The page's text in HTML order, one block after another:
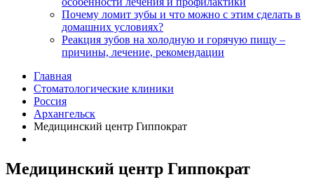
Почему ломит зубы и что можно с этим сделать в
домашних условиях?
Реакция зубов на холодную и горячую пищу –
причины, лечение, рекомендации
Главная
Стоматологические клиники
Россия
Архангельск
Медицинский центр Гиппократ
Медицинский центр Гиппократ